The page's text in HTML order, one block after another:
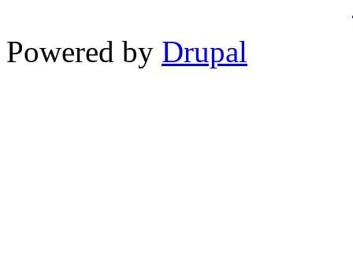
Powered by Drupal